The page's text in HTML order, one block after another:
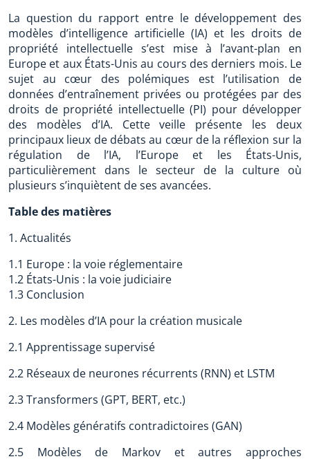
La question du rapport entre le développement des
modèles d’intelligence artificielle (IA) et les droits de
propriété intellectuelle s’est mise à l’avant-plan en
Europe et aux États-Unis au cours des derniers mois. Le
sujet au cœur des polémiques est l’utilisation de
données d’entraînement privées ou protégées par des
droits de propriété intellectuelle (PI) pour développer
des modèles d’IA. Cette veille présente les deux
principaux lieux de débats au cœur de la réflexion sur la
régulation de l’IA, l’Europe et les États-Unis,
particulièrement dans le secteur de la culture où
plusieurs s’inquiètent de ses avancées.
Table des matières
1. Actualités
1.1 Europe : la voie réglementaire
1.2 États-Unis : la voie judiciaire
1.3 Conclusion
2. Les modèles d’IA pour la création musicale
2.1 Apprentissage supervisé
2.2 Réseaux de neurones récurrents (RNN) et LSTM
2.3 Transformers (GPT, BERT, etc.)
2.4 Modèles génératifs contradictoires (GAN)
2.5 Modèles de Markov et autres approches